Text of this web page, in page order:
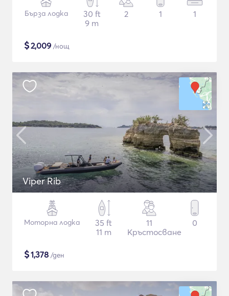
Бърза лодка
30 ft
9 m
2 1 1
$2,009 /нощ
Viper Rib
Моторна лодка
35 ft
11 m
11
Кръстосване
0
$1,378 /ден